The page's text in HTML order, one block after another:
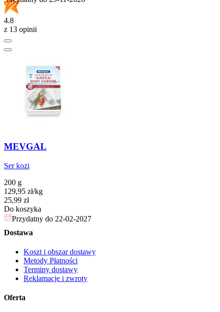
4.8
z 13 opinii
MEVGAL
Ser kozi
200 g
129,95 zł/kg
Cena
25,99 zł
Do koszyka
Przydatny do 22-02-2027
Dostawa
Koszt i obszar dostawy
Metody Płatności
Terminy dostawy
Reklamacje i zwroty
Oferta